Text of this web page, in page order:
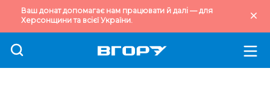
Ваш донат допомагає нам працювати й далі — для
Херсонщини та всієї України.